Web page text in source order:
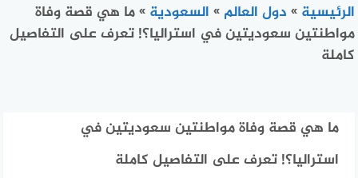
الرئيسية » دول العالم » السعودية »ما هي قصة وفاة
مواطنتين سعوديتين في استراليا؟! تعرف على التفاصيل
كاملة
ما هي قصة وفاة مواطنتين سعوديتين في
استراليا؟! تعرف على التفاصيل كاملة